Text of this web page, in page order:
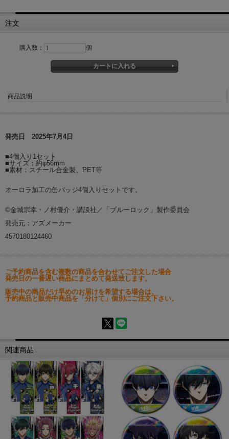
注文
購入数： 個
商品説明
発売日 2025年7月4日
■4個入り1セット
■サイズ：約φ56mm
■素材：スチール合金製、PET等
オーロラ加工の缶バッジ4個入りセットです。
©金城宗幸・ノ村優介・講談社／「ブルーロック」製作委員会
発売元：アズメーカー
4570180124460
ご予約商品を含む複数の商品を合わせてご注文した場合
発売日の一番遅い商品にまとめて発送致します。
販売中の商品だけ早めのお届けを希望する場合は、
予約商品と販売中商品を「分けて」個別にご注文下さい。
関連商品